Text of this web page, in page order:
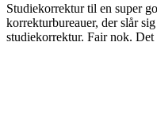
Studiekorrektur til en super
korrekturbureauer, der slår
studiekorrektur. Fair nok.